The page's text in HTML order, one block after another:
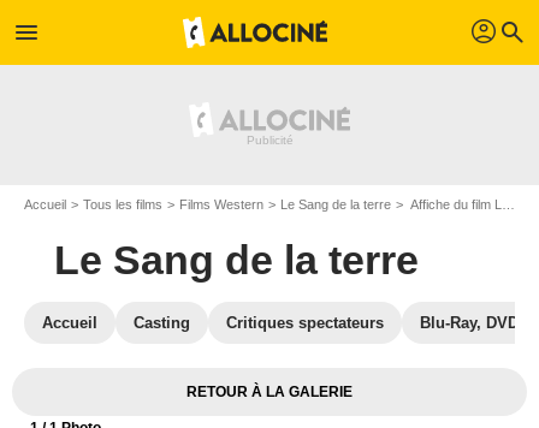
menu profil search
Accueil Tous les films Films Western Le Sang de la terre Affiche du film Le Sang de la terre - Photo 1
Le Sang de la terre
Accueil Casting Critiques spectateurs Blu-Ray, DVD
RETOUR À LA GALERIE